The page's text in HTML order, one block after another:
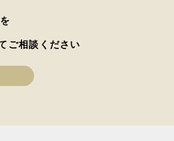
ご相談ください